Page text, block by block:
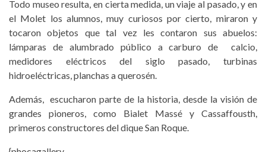
Todo museo resulta, en cierta medida, un viaje al pasado, y en
el Molet los alumnos, muy curiosos por cierto, miraron y
tocaron objetos que tal vez les contaron sus abuelos:
lámparas de alumbrado público a carburo de calcio,
medidores eléctricos del siglo pasado, turbinas
hidroeléctricas, planchas a querosén.
Además, escucharon parte de la historia, desde la visión de
grandes pioneros, como Bialet Massé y Cassaffousth,
primeros constructores del dique San Roque.